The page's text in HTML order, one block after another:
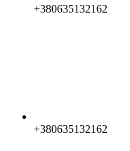
+380635132162
+380635132162